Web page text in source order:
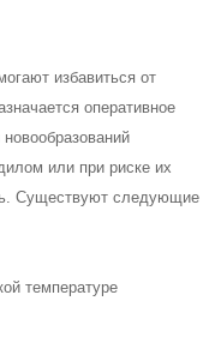
избавиться от
оперативное
или при риске их
Существуют следующие
температуре